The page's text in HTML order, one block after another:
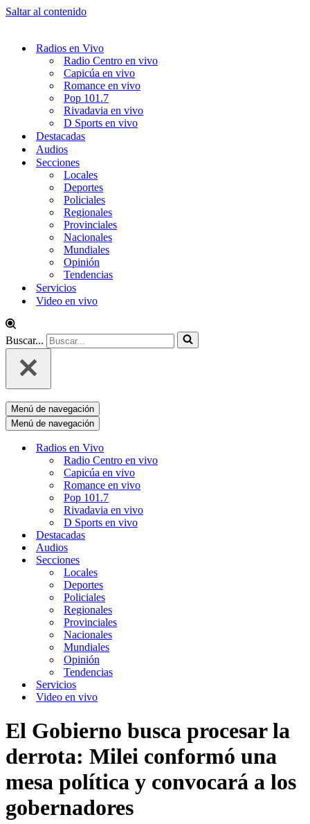
Saltar al contenido
Radios en Vivo
Radio Centro en vivo
Capicúa en vivo
Romance en vivo
Pop 101.7
Rivadavia en vivo
D Sports en vivo
Destacadas
Audios
Secciones
Locales
Deportes
Policiales
Regionales
Provinciales
Nacionales
Mundiales
Opinión
Tendencias
Servicios
Video en vivo
Buscar...
Menú de navegación
Menú de navegación
Radios en Vivo
Radio Centro en vivo
Capicúa en vivo
Romance en vivo
Pop 101.7
Rivadavia en vivo
D Sports en vivo
Destacadas
Audios
Secciones
Locales
Deportes
Policiales
Regionales
Provinciales
Nacionales
Mundiales
Opinión
Tendencias
Servicios
Video en vivo
El Gobierno busca procesar la
derrota: Milei conformó una
mesa política y convocará a los
gobernadores